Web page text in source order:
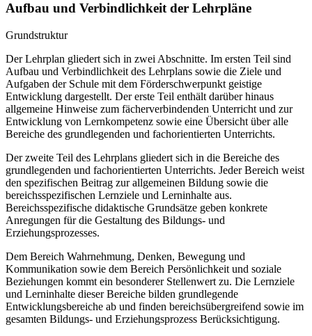
Aufbau und Verbindlichkeit der Lehrpläne
Grundstruktur
Der Lehrplan gliedert sich in zwei Abschnitte. Im ersten Teil sind
Aufbau und Verbindlichkeit des Lehrplans sowie die Ziele und
Aufgaben der Schule mit dem Förderschwerpunkt geistige
Entwicklung dargestellt. Der erste Teil enthält darüber hinaus
allgemeine Hinweise zum fächerverbindenden Unterricht und zur
Entwicklung von Lernkompetenz sowie eine Übersicht über alle
Bereiche des grundlegenden und fachorientierten Unterrichts.
Der zweite Teil des Lehrplans gliedert sich in die Bereiche des
grundlegenden und fachorientierten Unterrichts. Jeder Bereich weist
den spezifischen Beitrag zur allgemeinen Bildung sowie die
bereichsspezifischen Lernziele und Lerninhalte aus.
Bereichsspezifische didaktische Grundsätze geben konkrete
Anregungen für die Gestaltung des Bildungs- und
Erziehungsprozesses.
Dem Bereich Wahrnehmung, Denken, Bewegung und
Kommunikation sowie dem Bereich Persönlichkeit und soziale
Beziehungen kommt ein besonderer Stellenwert zu. Die Lernziele
und Lerninhalte dieser Bereiche bilden grundlegende
Entwicklungsbereiche ab und finden bereichsübergreifend sowie im
gesamten Bildungs- und Erziehungsprozess Berücksichtigung.